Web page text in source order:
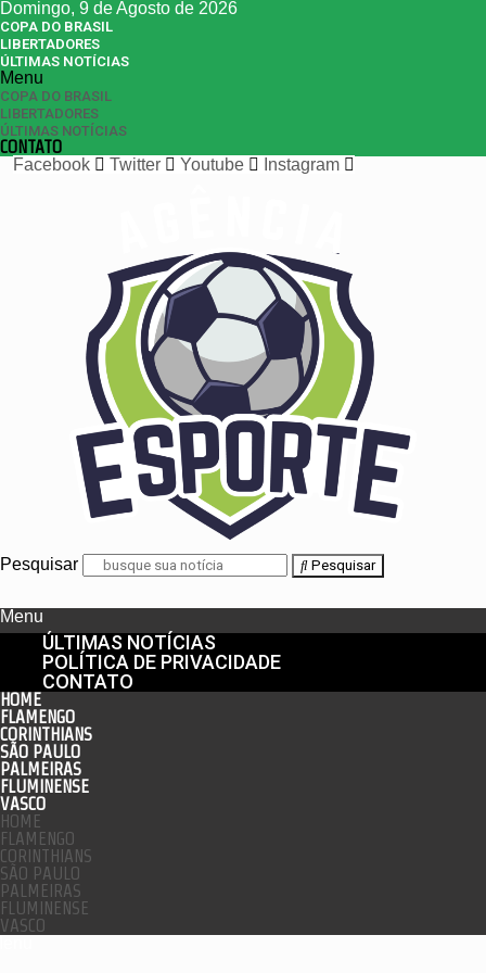
Domingo, 9 de Agosto de 2026
COPA DO BRASIL
LIBERTADORES
ÚLTIMAS NOTÍCIAS
Menu
COPA DO BRASIL
LIBERTADORES
ÚLTIMAS NOTÍCIAS
CONTATO
Facebook
Twitter Youtube Instagram
Pesquisar Pesquisar
Menu
ÚLTIMAS NOTÍCIAS
POLÍTICA DE PRIVACIDADE
CONTATO
HOME
FLAMENGO
CORINTHIANS
SÃO PAULO
PALMEIRAS
FLUMINENSE
VASCO
HOME
FLAMENGO
CORINTHIANS
SÃO PAULO
PALMEIRAS
FLUMINENSE
VASCO